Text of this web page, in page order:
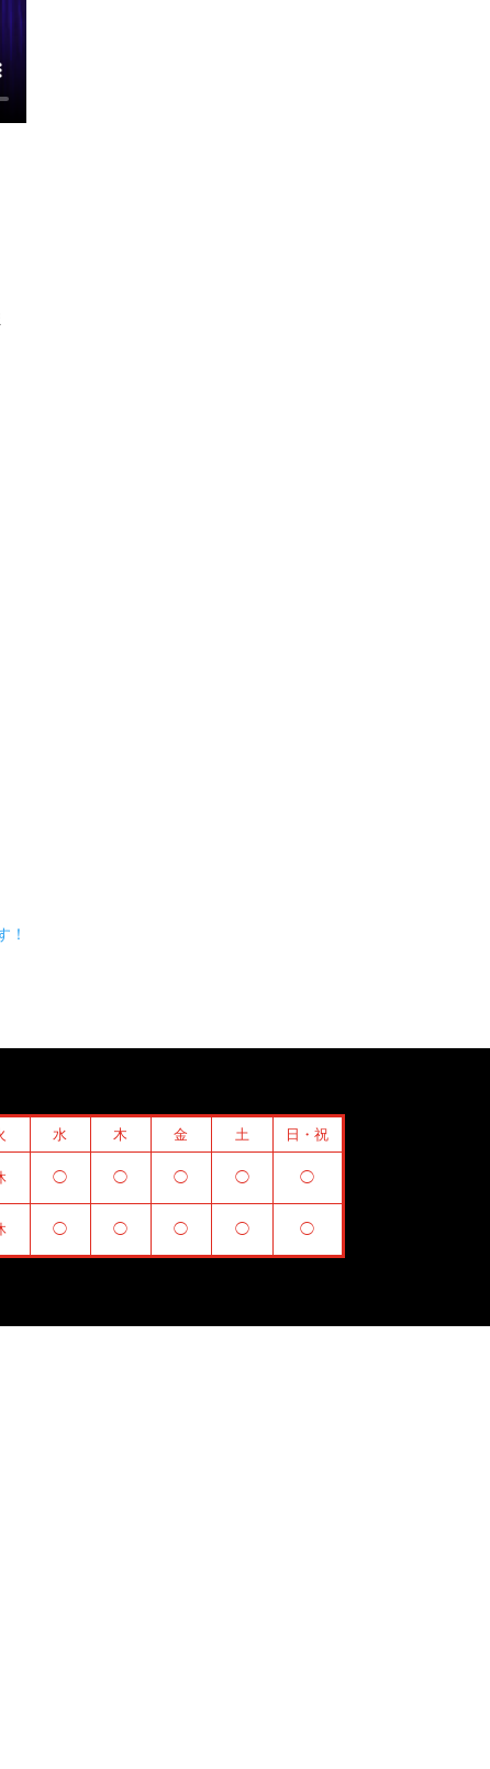
！
水 木 金 土 日・祝
◯ ◯ ◯ ◯ ◯
◯ ◯ ◯ ◯ ◯